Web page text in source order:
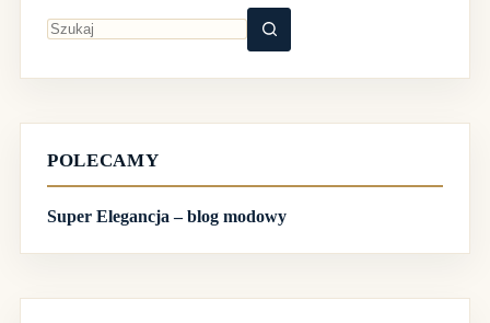
wyników
POLECAMY
Super Elegancja – blog modowy